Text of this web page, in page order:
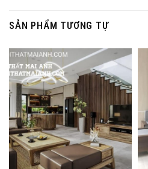
SẢN PHẨM TƯƠNG TỰ